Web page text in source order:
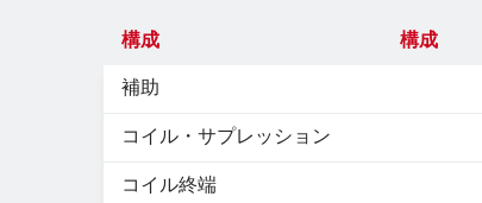
構成
構成
補助
コイル・サプレッション
コイル終端